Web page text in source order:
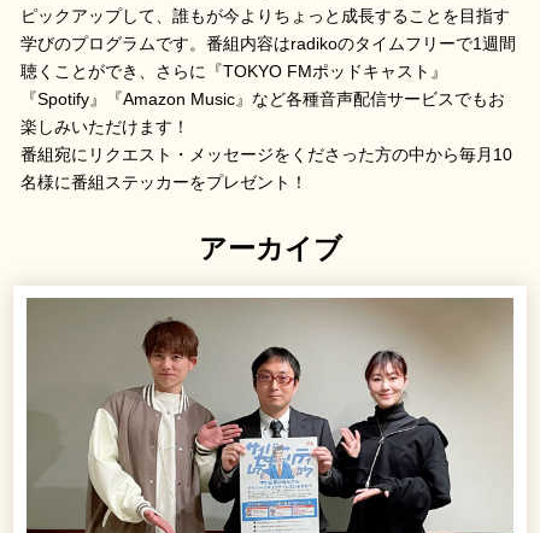
ピックアップして、誰もが今よりちょっと成長することを目指す
学びのプログラムです。番組内容はradikoのタイムフリーで1週間
聴くことができ、さらに『TOKYO FMポッドキャスト』
『Spotify』『Amazon Music』など各種音声配信サービスでもお
楽しみいただけます！
番組宛にリクエスト・メッセージをくださった方の中から毎月10
名様に番組ステッカーをプレゼント！
アーカイブ